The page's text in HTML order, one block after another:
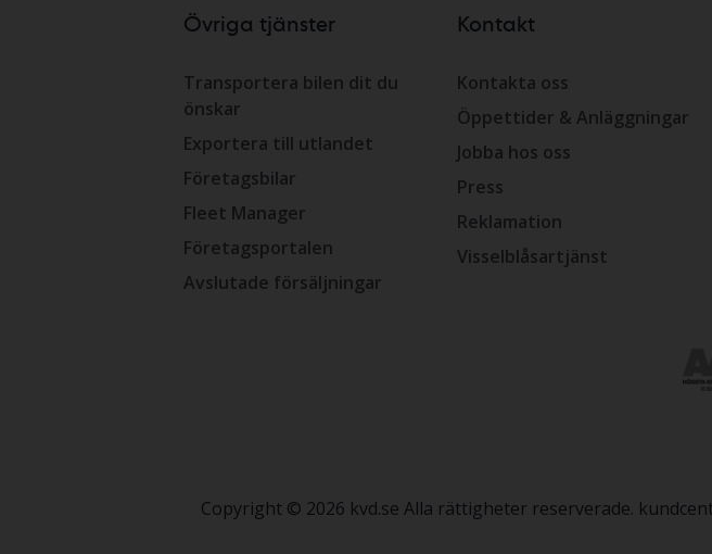
Övriga tjänster
Transportera bilen dit du
önskar
Exportera till utlandet
Företagsbilar
Fleet Manager
Företagsportalen
Avslutade försäljningar
Kontakt
Kontakta oss
Öppettider & Anläggningar
Jobba hos oss
Press
Reklamation
Visselblåsartjänst
Copyright © 2026 kvd.se Alla rättigheter reserverade.